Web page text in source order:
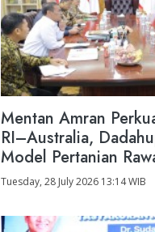
Mentan Amran
RI–Australia,
Model Pertanian
Tuesday, 28 July 2026 13:14 WIB